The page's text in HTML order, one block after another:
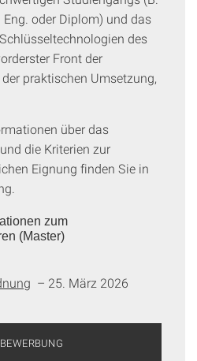
Eng. oder Diplom) und das
des
Front der
praktischen Umsetzung,
über das
die Kriterien zur
Eignung finden Sie in
zum
(Master)
– 25. März 2026